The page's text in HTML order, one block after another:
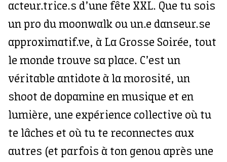
acteur.trice.s d’une fête XXL. Que tu sois
un pro du moonwalk ou un.e danseur.se
approximatif.ve, à La Grosse Soirée, tout
le monde trouve sa place. C’est un
véritable antidote à la morosité, un
shoot de dopamine en musique et en
lumière, une expérience collective où tu
te lâches et où tu te reconnectes aux
autres (et parfois à ton genou après une